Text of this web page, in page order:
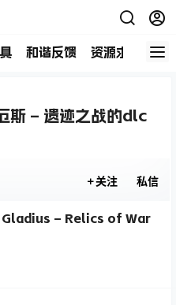
和谐反馈 资源求助 商
斯 – 遗迹之战的dlc
关注 私信
Gladius – Relics of War